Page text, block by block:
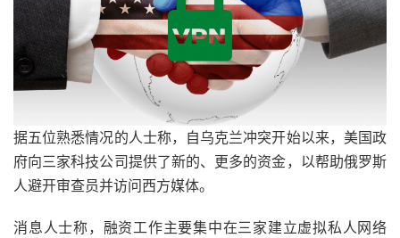
据五位熟悉情况的人士称，自乌克兰冲突开始以来，美国政
府向三家科技公司提供了新的、更多的资金，以帮助俄罗斯
人避开审查员并访问西方媒体。
消息人士称，融资工作主要集中在三家建立虚拟私人网络